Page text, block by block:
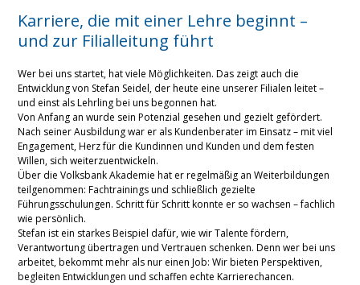
Karriere, die mit einer Lehre beginnt –
und zur Filialleitung führt
Wer bei uns startet, hat viele Möglichkeiten. Das zeigt auch die
Entwicklung von Stefan Seidel, der heute eine unserer Filialen leitet –
und einst als Lehrling bei uns begonnen hat.
Von Anfang an wurde sein Potenzial gesehen und gezielt gefördert.
Nach seiner Ausbildung war er als Kundenberater im Einsatz – mit viel
Engagement, Herz für die Kundinnen und Kunden und dem festen
Willen, sich weiterzuentwickeln.
Über die Volksbank Akademie hat er regelmäßig an Weiterbildungen
teilgenommen: Fachtrainings und schließlich gezielte
Führungsschulungen. Schritt für Schritt konnte er so wachsen – fachlich
wie persönlich.
Stefan ist ein starkes Beispiel dafür, wie wir Talente fördern,
Verantwortung übertragen und Vertrauen schenken. Denn wer bei uns
arbeitet, bekommt mehr als nur einen Job: Wir bieten Perspektiven,
begleiten Entwicklungen und schaffen echte Karrierechancen.